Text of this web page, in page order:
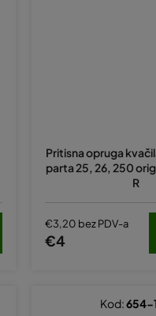
Pritisna opruga
parta 25, 26, 250
R
€3,20 bez PDV-a
€4
Kod:654-